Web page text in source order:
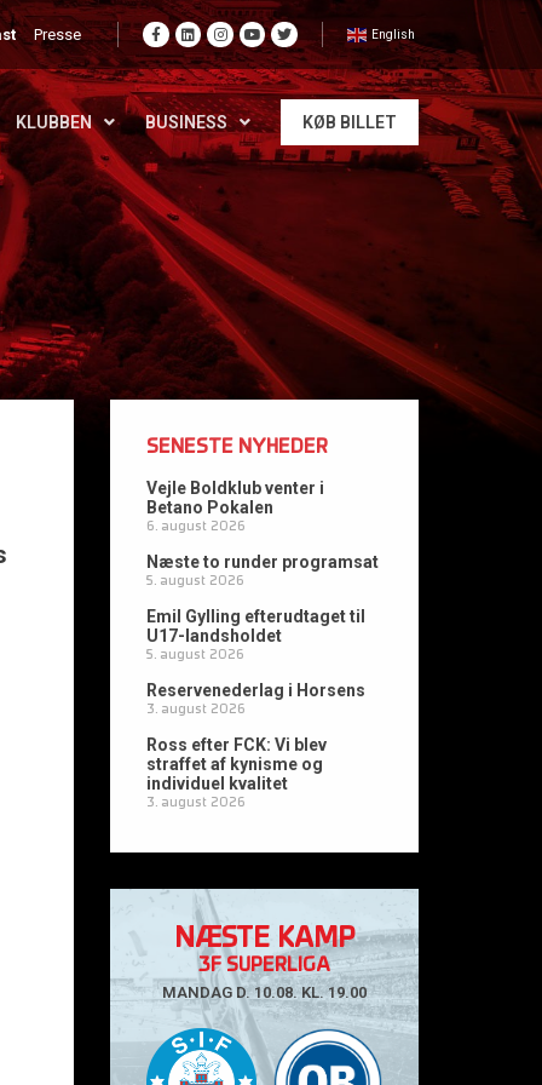
Presse English
KLUBBEN BUSINESS KØB BILLET
SENESTE NYHEDER
Vejle Boldklub venter i
Betano Pokalen
6. august 2026
Næste to runder programsat
5. august 2026
Emil Gylling efterudtaget til
U17-landsholdet
5. august 2026
Reservenederlag i Horsens
3. august 2026
Ross efter FCK: Vi blev
straffet af kynisme og
individuel kvalitet
3. august 2026
NÆSTE KAMP
3F SUPERLIGA
MANDAG D. 10.08. KL. 19.00